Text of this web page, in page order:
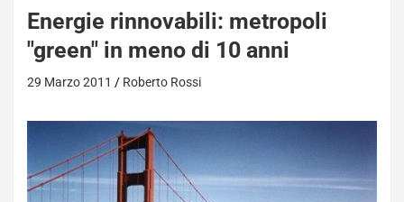
Energie rinnovabili: metropoli
"green" in meno di 10 anni
29 Marzo 2011 Roberto Rossi